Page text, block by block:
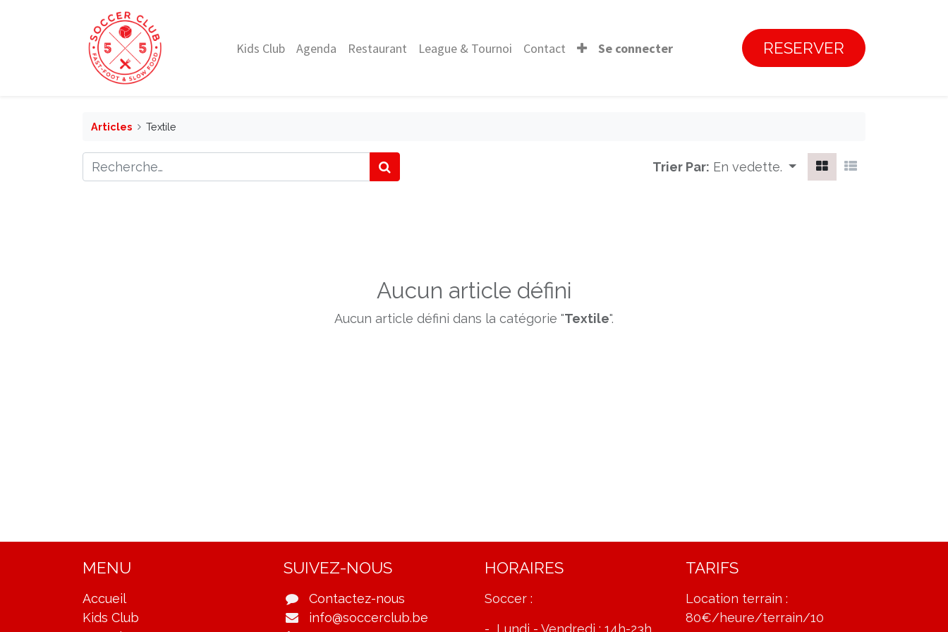
Kids Club Agenda Restaurant League & Tournoi Contact Se connecter RESERVER
Articles Textile
Trier Par: En vedette.
Aucun article défini
Aucun article défini dans la catégorie "Textile".
MENU
Accueil
Kids Club
SUIVEZ-NOUS
Contactez-nous
info@soccerclub.be
HORAIRES
Soccer :
- Lundi - Vendredi : 14h-23h
TARIFS
Location terrain :
80€/heure/terrain/10